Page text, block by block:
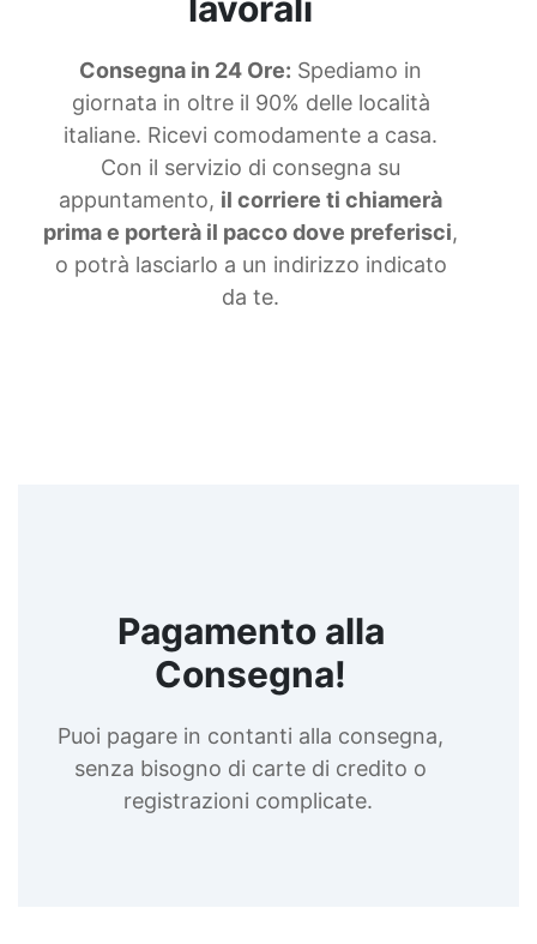
Consegna in 24 Ore: Spediamo in
giornata in oltre il 90% delle località
italiane. Ricevi comodamente a casa.
Con il servizio di consegna su
appuntamento, il corriere ti chiamerà
prima e porterà il pacco dove preferisci,
o potrà lasciarlo a un indirizzo indicato
da te.
Pagamento alla
Consegna!
Puoi pagare in contanti alla consegna,
senza bisogno di carte di credito o
registrazioni complicate.